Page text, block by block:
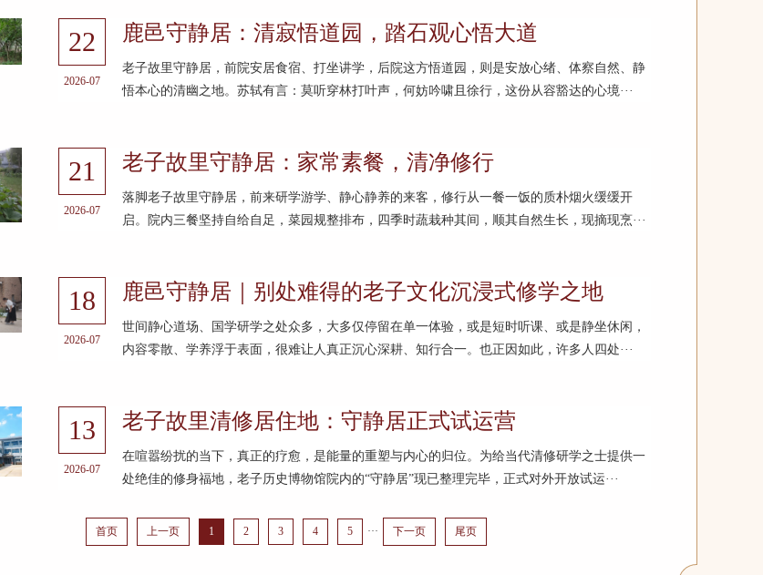
22
2026-07
鹿邑守静居：清寂悟道园，踏石观心悟大道
老子故里守静居，前院安居食宿、打坐讲学，后院这方悟道园，则是安放心绪、体察自然、静
悟本心的清幽之地。苏轼有言：莫听穿林打叶声，何妨吟啸且徐行，这份从容豁达的心境···
21
2026-07
老子故里守静居：家常素餐，清净修行
落脚老子故里守静居，前来研学游学、静心静养的来客，修行从一餐一饭的质朴烟火缓缓开
启。院内三餐坚持自给自足，菜园规整排布，四季时蔬栽种其间，顺其自然生长，现摘现烹···
18
2026-07
鹿邑守静居｜别处难得的老子文化沉浸式修学之地
世间静心道场、国学研学之处众多，大多仅停留在单一体验，或是短时听课、或是静坐休闲，
内容零散、学养浮于表面，很难让人真正沉心深耕、知行合一。也正因如此，许多人四处···
13
2026-07
老子故里清修居住地：守静居正式试运营
在喧嚣纷扰的当下，真正的疗愈，是能量的重塑与内心的归位。为给当代清修研学之士提供一
处绝佳的修身福地，老子历史博物馆院内的“守静居”现已整理完毕，正式对外开放试运···
首页 上一页 1 2 3 4 5 ··· 下一页 尾页